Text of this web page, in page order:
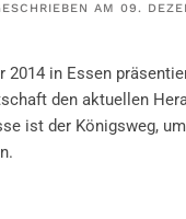
AM 09.
in Essen
den aktuellen
ist der Königsweg,